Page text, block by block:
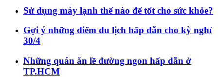
Sử dụng máy lạnh thế nào để tốt cho sức khỏe?
Gợi ý những điểm du lịch hấp dẫn cho kỳ nghỉ
30/4
Những quán ăn lề đường ngon hấp dẫn ở
TP.HCM